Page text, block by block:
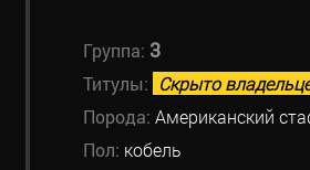
Группа: 3
Титулы: Скрыто
Порода: Американский
Пол: кобель